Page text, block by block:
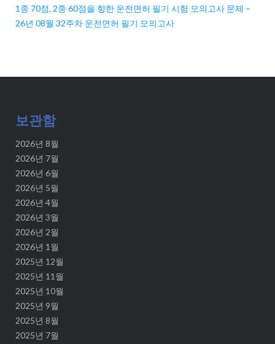
1종 70점, 2종 60점을 향한 운전면허 필기 시험 모의고사 문제 –
26년 08월 32주차 운전면허 필기 모의고사
보관함
2026년 8월
2026년 7월
2026년 6월
2026년 5월
2026년 4월
2026년 3월
2026년 2월
2026년 1월
2025년 12월
2025년 11월
2025년 10월
2025년 9월
2025년 8월
2025년 7월